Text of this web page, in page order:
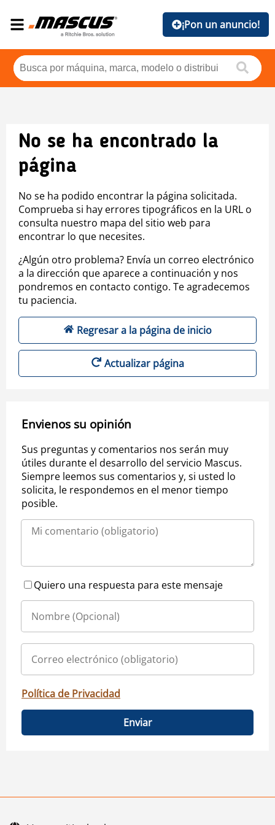
¡Pon un anuncio!
No se ha encontrado la
página
No se ha podido encontrar la página solicitada.
Comprueba si hay errores tipográficos en la URL o
consulta nuestro mapa del sitio web para
encontrar lo que necesites.
¿Algún otro problema? Envía un correo electrónico
a la dirección que aparece a continuación y nos
pondremos en contacto contigo. Te agradecemos
tu paciencia.
Regresar a la página de inicio
Actualizar página
Envienos su opinión
Sus preguntas y comentarios nos serán muy
útiles durante el desarrollo del servicio Mascus.
Siempre leemos sus comentarios y, si usted lo
solicita, le respondemos en el menor tiempo
posible.
Quiero una respuesta para este mensaje
Política de Privacidad
Enviar